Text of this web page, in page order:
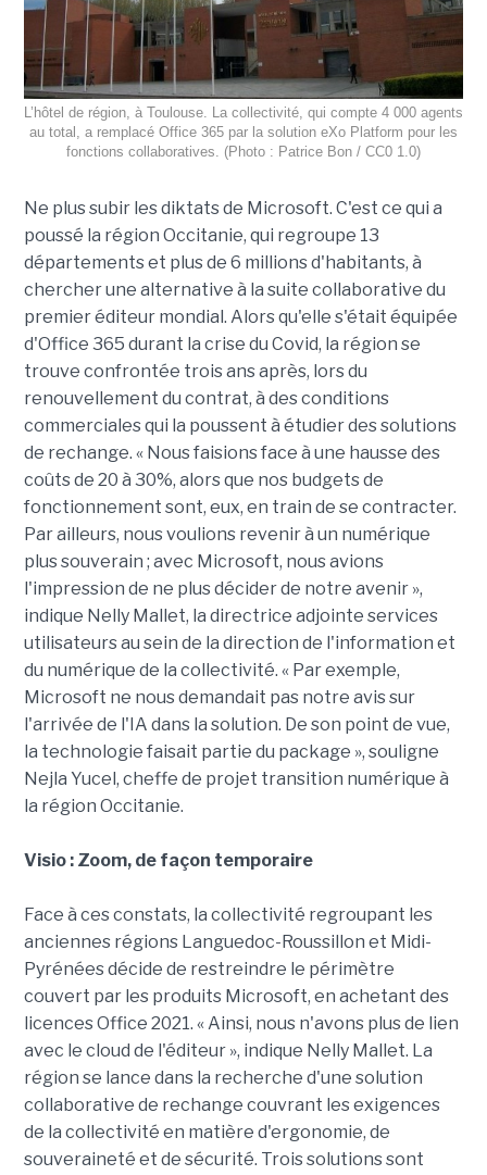
L’hôtel de région, à Toulouse. La collectivité, qui compte 4 000 agents
au total, a remplacé Office 365 par la solution eXo Platform pour les
fonctions collaboratives. (Photo : Patrice Bon / CC0 1.0)
Ne plus subir les diktats de Microsoft. C'est ce qui a
poussé la région Occitanie, qui regroupe 13
départements et plus de 6 millions d'habitants, à
chercher une alternative à la suite collaborative du
premier éditeur mondial. Alors qu'elle s'était équipée
d'Office 365 durant la crise du Covid, la région se
trouve confrontée trois ans après, lors du
renouvellement du contrat, à des conditions
commerciales qui la poussent à étudier des solutions
de rechange. « Nous faisions face à une hausse des
coûts de 20 à 30%, alors que nos budgets de
fonctionnement sont, eux, en train de se contracter.
Par ailleurs, nous voulions revenir à un numérique
plus souverain ; avec Microsoft, nous avions
l'impression de ne plus décider de notre avenir »,
indique Nelly Mallet, la directrice adjointe services
utilisateurs au sein de la direction de l'information et
du numérique de la collectivité. « Par exemple,
Microsoft ne nous demandait pas notre avis sur
l'arrivée de l'IA dans la solution. De son point de vue,
la technologie faisait partie du package », souligne
Nejla Yucel, cheffe de projet transition numérique à
la région Occitanie.
Visio : Zoom, de façon temporaire
Face à ces constats, la collectivité regroupant les
anciennes régions Languedoc-Roussillon et Midi-
Pyrénées décide de restreindre le périmètre
couvert par les produits Microsoft, en achetant des
licences Office 2021. « Ainsi, nous n'avons plus de lien
avec le cloud de l'éditeur », indique Nelly Mallet. La
région se lance dans la recherche d'une solution
collaborative de rechange couvrant les exigences
de la collectivité en matière d'ergonomie, de
souveraineté et de sécurité. Trois solutions sont